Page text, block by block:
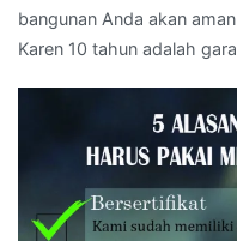
bangunan Anda akan
Karen 10 tahun adalah